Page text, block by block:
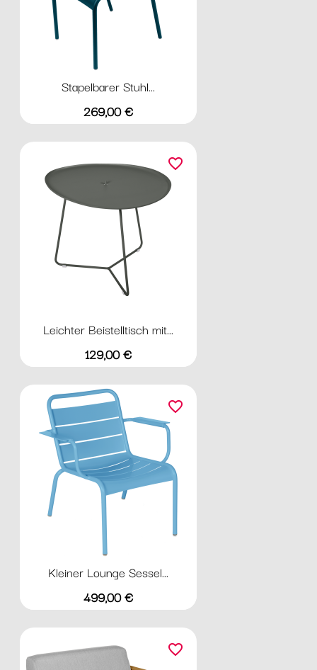
Stapelbarer Stuhl...
Preis
269,00 €
Leichter Beistelltisch mit...
Preis
129,00 €
favorite_border
Kleiner Lounge Sessel...
Preis
499,00 €
favorite_border
favorite_border